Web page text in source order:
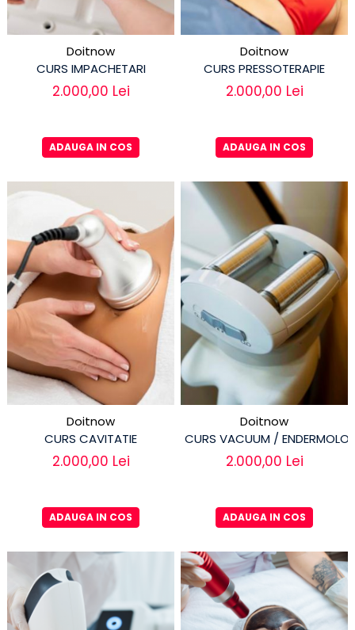
Doitnow
CURS IMPACHETARI
2.000,00 Lei
ADAUGA IN COS
Doitnow
CURS PRESSOTERAPIE
2.000,00 Lei
ADAUGA IN COS
Doitnow
CURS CAVITATIE
2.000,00 Lei
ADAUGA IN COS
Doitnow
CURS VACUUM /
2.000,00 Lei
ADAUGA IN COS